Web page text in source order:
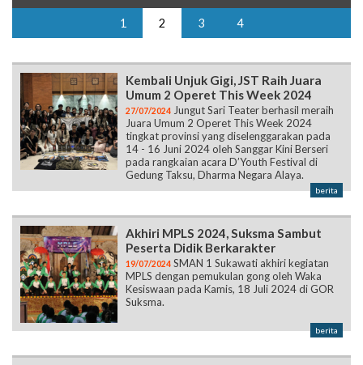
1 2 3 4
Kembali Unjuk Gigi, JST Raih Juara
Umum 2 Operet This Week 2024
27/07/2024 Jungut Sari Teater berhasil meraih
Juara Umum 2 Operet This Week 2024
tingkat provinsi yang diselenggarakan pada
14 - 16 Juni 2024 oleh Sanggar Kini Berseri
pada rangkaian acara D’Youth Festival di
Gedung Taksu, Dharma Negara Alaya.
berita
Akhiri MPLS 2024, Suksma Sambut
Peserta Didik Berkarakter
19/07/2024 SMAN 1 Sukawati akhiri kegiatan
MPLS dengan pemukulan gong oleh Waka
Kesiswaan pada Kamis, 18 Juli 2024 di GOR
Suksma.
berita